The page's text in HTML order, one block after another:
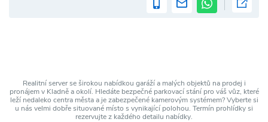
Realitní server se širokou nabídkou garáží a malých objektů na prodej i
pronájem v Kladně a okolí. Hledáte bezpečné parkovací stání pro váš vůz, které
leží nedaleko centra města a je zabezpečené kamerovým systémem? Vyberte si
u nás velmi dobře situované místo s vynikající polohou. Termín prohlídky si
rezervujte z každého detailu nabídky.